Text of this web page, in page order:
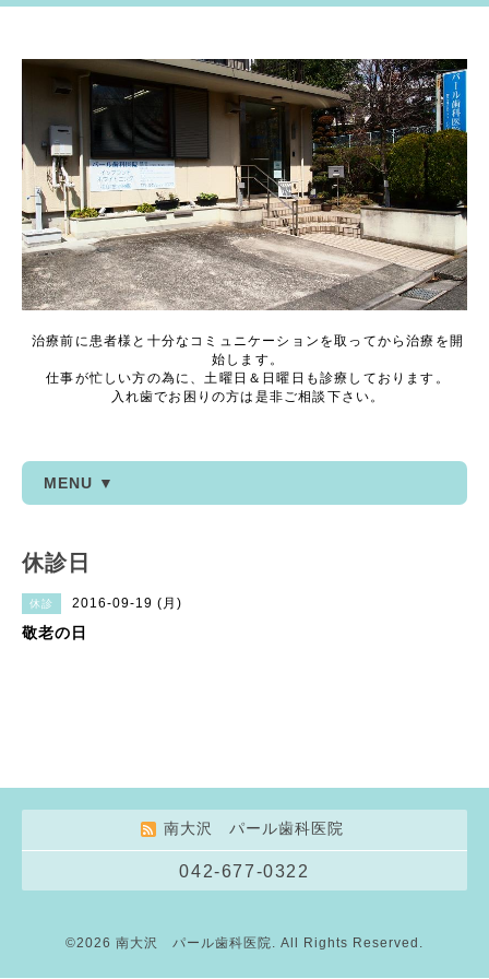
治療前に患者様と十分なコミュニケーションを取ってから治療を開
始します。
仕事が忙しい方の為に、土曜日＆日曜日も診療しております。
入れ歯でお困りの方は是非ご相談下さい。
MENU ▼
休診日
休診 2016-09-19 (月)
敬老の日
南大沢 パール歯科医院
042-677-0322
©2026 南大沢 パール歯科医院. All Rights Reserved.